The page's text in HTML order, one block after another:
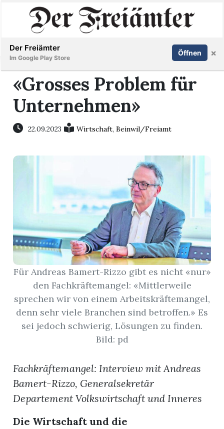
Immobilien
Veranstaltungen
Stellen
Newsletter
App
Inserieren Abonnieren Anmelden
«Grosses Problem für
Unternehmen»
22.09.2023 Wirtschaft,Beinwil/Freiamt
Für Andreas Bamert-Rizzo gibt es nicht «nur»
den Fachkräftemangel: «Mittlerweile
sprechen wir von einem Arbeitskräftemangel,
denn sehr viele Branchen sind betroffen.» Es
sei jedoch schwierig, Lösungen zu finden.
Bild: pd
Fachkräftemangel: Interview mit Andreas
Bamert-Rizzo, Generalsekretär
Departement Volkswirtschaft und Inneres
Die Wirtschaft und die
Der Freiämter
Im Google Play Store
Öffnen ×